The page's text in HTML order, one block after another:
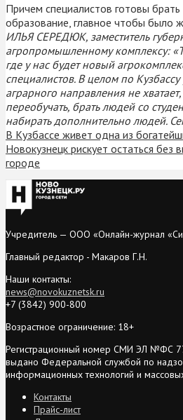
Причем специалистов готовы брать
образование, главное чтобы было
ИЛЬЯ СЕРЕДЮК, заместитель
агропромышленному комплексу:
где у нас будет новый
специалистов. В целом по
аграрного направления не
переобучать, брать людей со
набирать дополнительно людей.
В Кузбассе живет одна из
Новокузнецк рискует остаться без
городе
Учредитель — ООО «Онлайн-журнал
Главный редактор - Макаров Г.Н.
Наши контакты:
news@novokuznetsk.ru
+7 (3842) 900-800
Возрастное ограничение: 18+
Регистрационный номер СМИ ЭЛ №ФС
выдано Федеральной службой по
информационных технологий и
Контакты
Прайс-лист